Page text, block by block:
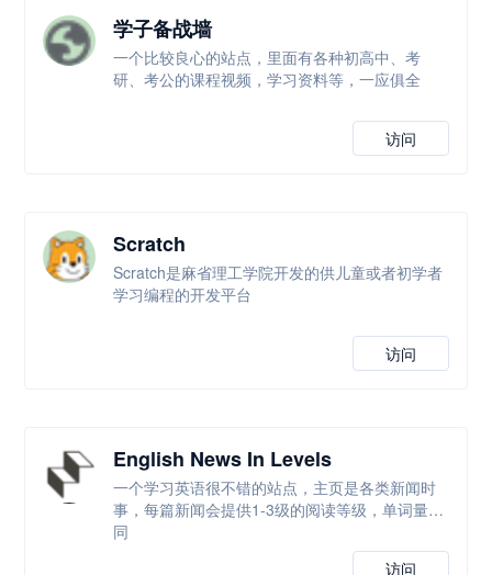
学子备战墙
一个比较良心的站点，里面有各种初高中、考
研、考公的课程视频，学习资料等，一应俱全
访问
Scratch
Scratch是麻省理工学院开发的供儿童或者初学者
学习编程的开发平台
访问
English News In Levels
一个学习英语很不错的站点，主页是各类新闻时
事，每篇新闻会提供1-3级的阅读等级，单词量不
同
访问